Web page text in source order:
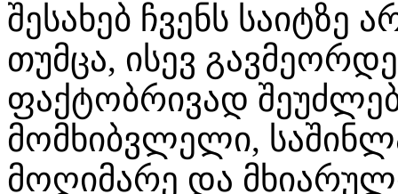
შესახებ ჩვენს
თუმცა, ისევ
ფაქტობრივად
მომხიბვლელი,
მოღიმარე და